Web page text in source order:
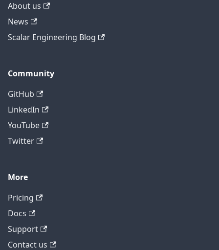
About us
News
Scalar Engineering Blog
Community
GitHub
LinkedIn
YouTube
Twitter
More
Pricing
Docs
Support
Contact us